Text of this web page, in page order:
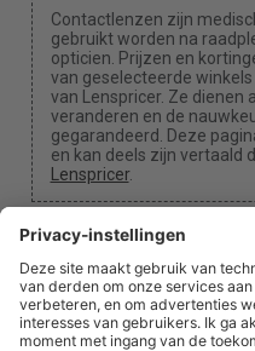
Contactlenzen zijn
gebruikt worden na
opticien. Prijzen en
van geselecteerde
van Lenspricer. Ze dienen
veranderen en de
gegarandeerd. Deze
en kan deels zijn vertaald
Lenspricer.